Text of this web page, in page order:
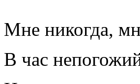
Мне никогда,
В час